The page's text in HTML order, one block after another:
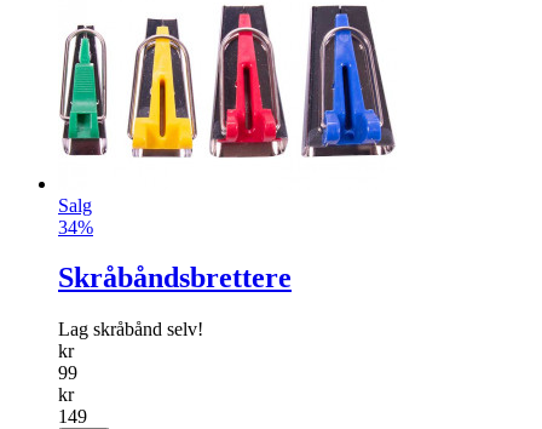
Salg
34%
Skråbåndsbrettere
Lag skråbånd selv!
kr
99
kr
149